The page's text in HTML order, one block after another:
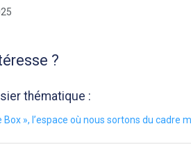
?
thématique :